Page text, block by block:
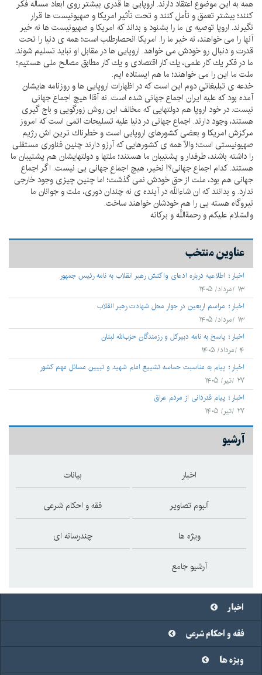
همه به اين موضوع اعتقاد دارند. اروپايى ها قدرى بيشتر روى ابعاد مسأله فكر
كنند؛ بيشتر تعمق و تأمل كنند و تحت تأثير امريكا و صهيونيست ها قرار
نگيرند. اروپا توصيه ى ما را بشنود و بداند كه امريكا و صهيونيست ها نه خير
آنها را مى خواهند، نه خير ما را. امريكا انحصارطلب است؛ همه ى دنيا را تحت
قدرت و دنبال رو خودش مى خواهد. اروپايى ها در مقابل او نبايد تسليم شوند.
ما در فكر يك كار علمى، يك كار اقتصادى و يك كار مطابق مصالح ملى هستيم؛
ملت ما اين را مى خواهند؛ ما هم ايستاده ايم.
خدعه ى تبليغاتىِ دوم اين است كه در اظهارات اروپايى ها و روزنامه هايشان
آمده بود كه عليه ايران اجماع جهانى شده است. نه آقا! هيچ اجماع جهانى
نيست. در خود اروپا هم دولتهايى كه مخالف اين روش زورگويى و باج گيرى
هستند، وجود دارند. اجماع جهانى در دنيا عليه تسليحات اتمى است كه امروز
مركزش امريكا و بعضى كشورهاى اروپايى است و خطرناك ترين اش رژيم
صهيونيستى است؛ والّا همه ى كشورهايى كه آرزو دارند چنين فناورى مستقلى
را داشته باشند، طرفدار و پشتيبان ما هستند؛ ملتها و دولتهايشان هم پشتيبان ما
هستند. كدام اجماع جهانى؟! نخير، هيچ اجماعِ جهانى يى نيست. اگر اجماع
جهانى هم بود، ملت از حق خودش نمى گذشت؛ اما چنين چيزى وجود خارجى
ندارد. و بدانند كه ان شاءاللَّه در آينده ى نه چندان دورى، ملت و جوانان ما
نيروگاه هسته يى را هم خودشان خواهند ساخت.
والسّلام عليكم و رحمةاللَّه و بركاته
عناوین منتخب
اخبار
اطلاعیه درباره ادعای واکنش رهبر انقلاب به نامه رئیس جمهور
۱۳ /مرداد/ ۱۴۰۵
اخبار
مراسم اربعین در جوار محل شهادت رهبر انقلاب
۱۳ /مرداد/ ۱۴۰۵
اخبار
پاسخ به نامه دبیرکل و رزمندگان حزب‌الله لبنان
۴ /مرداد/ ۱۴۰۵
اخبار
پیام به مناسبت حماسه تشییع امام شهید و تبیین مسائل مهم کشور
۲۷ /تیر/ ۱۴۰۵
اخبار
پیام قدردانی از مردم عراق
۲۷ /تیر/ ۱۴۰۵
آرشیو
اخبار بیانات
آلبوم تصاویر فقه و احکام شرعی
ویژه ها چندرسانه ای
آرشیو جامع
اخبار
فقه و احکام شرعی
ویژه ها